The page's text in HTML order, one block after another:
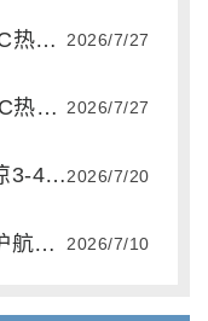
盛夏PVC热水袋 | 让你的PVC热水袋不再闲置 2026/7/27
三伏天热敷，为什么我选PVC热水袋 2026/7/27
拒绝空调病！注入冷水就能凉3-4小时，这个夏天靠它续命2026/7/20
专注热水袋精工生产，品质护航四季安心使用 2026/7/10